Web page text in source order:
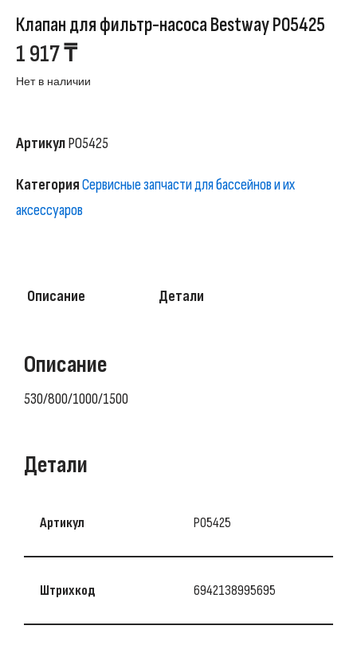
Клапан для фильтр-насоса Bestway P05425
1 917₸
Нет в наличии
АртикулP05425
КатегорияСервисные запчасти для бассейнов и их
аксессуаров
Описание Детали
Описание
530/800/1000/1500
Детали
Артикул P05425
Штрихкод 6942138995695